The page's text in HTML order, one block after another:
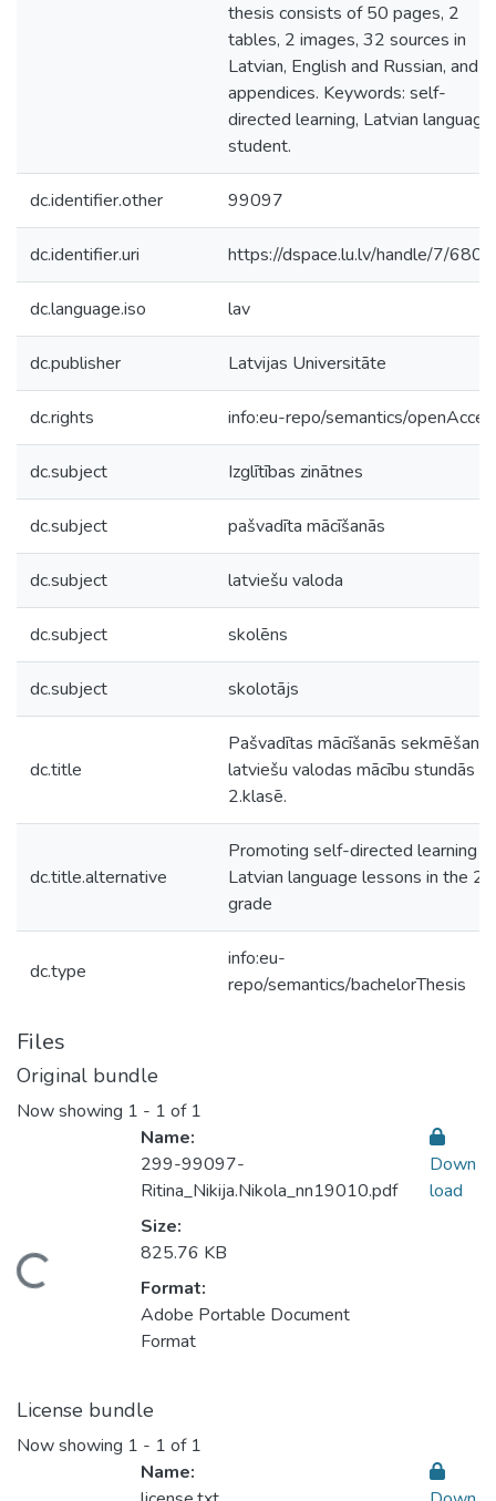
thesis consists of 50 pages, 2
tables, 2 images, 32 sources in
Latvian, English and Russian, and 3
appendices. Keywords: self-
directed learning, Latvian language,
student.
dc.identifier.other 99097
dc.identifier.uri https://dspace.lu.lv/handle/7/
dc.language.iso lav
dc.publisher Latvijas Universitāte
dc.rights info:eu-repo/semantics/
dc.subject Izglītības zinātnes
dc.subject pašvadīta mācīšanās
dc.subject latviešu valoda
dc.subject skolēns
dc.subject skolotājs
dc.title
Pašvadītas mācīšanās sekmēšana
latviešu valodas mācību stundās
2.klasē.
dc.title.alternative
Promoting self-directed learning in
Latvian language lessons in the
grade
dc.type
info:eu-
repo/semantics/bachelorThesis
Files
Original bundle
Now showing 1 - 1 of 1
Name:
299-99097-
Ritina_Nikija.Nikola_nn19010.pdf
Size:
825.76 KB
Format:
Adobe Portable Document
Format
Down
load
License bundle
Now showing 1 - 1 of 1
Name: